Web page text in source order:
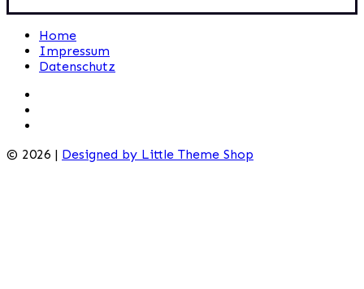
Home
Impressum
Datenschutz
© 2026 | Designed by Little Theme Shop